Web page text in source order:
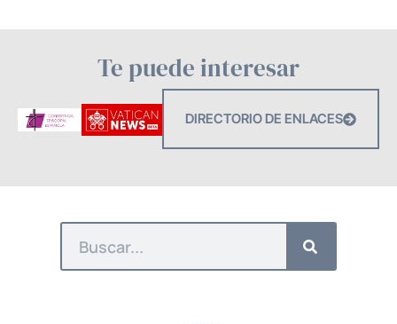
Te puede interesar
DIRECTORIO DE ENLACES